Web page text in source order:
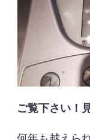
ご覧下さい！